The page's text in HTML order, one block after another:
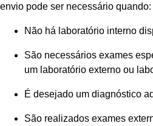
envio pode ser necessário quando:
Não há laboratório interno
São necessários exames
um laboratório externo ou
É desejado um diagnóstico
São realizados exames